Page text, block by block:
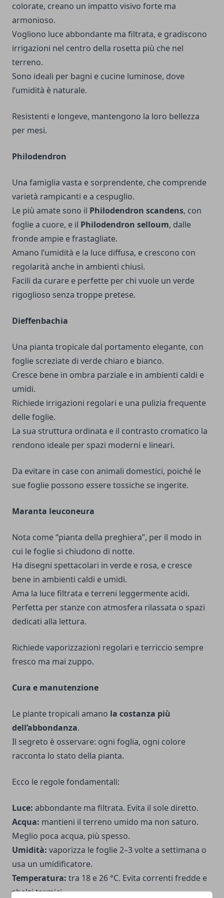
colorate, creano un impatto visivo forte ma
armonioso.
Vogliono luce abbondante ma filtrata, e gradiscono
irrigazioni nel centro della rosetta più che nel
terreno.
Sono ideali per bagni e cucine luminose, dove
l’umidità è naturale.
Resistenti e longeve, mantengono la loro bellezza
per mesi.
Philodendron
Una famiglia vasta e sorprendente, che comprende
varietà rampicanti e a cespuglio.
Le più amate sono il Philodendron scandens, con
foglie a cuore, e il Philodendron selloum, dalle
fronde ampie e frastagliate.
Amano l’umidità e la luce diffusa, e crescono con
regolarità anche in ambienti chiusi.
Facili da curare e perfette per chi vuole un verde
rigoglioso senza troppe pretese.
Dieffenbachia
Una pianta tropicale dal portamento elegante, con
foglie screziate di verde chiaro e bianco.
Cresce bene in ombra parziale e in ambienti caldi e
umidi.
Richiede irrigazioni regolari e una pulizia frequente
delle foglie.
La sua struttura ordinata e il contrasto cromatico la
rendono ideale per spazi moderni e lineari.
Da evitare in case con animali domestici, poiché le
sue foglie possono essere tossiche se ingerite.
Maranta leuconeura
Nota come “pianta della preghiera”, per il modo in
cui le foglie si chiudono di notte.
Ha disegni spettacolari in verde e rosa, e cresce
bene in ambienti caldi e umidi.
Ama la luce filtrata e terreni leggermente acidi.
Perfetta per stanze con atmosfera rilassata o spazi
dedicati alla lettura.
Richiede vaporizzazioni regolari e terriccio sempre
fresco ma mai zuppo.
Cura e manutenzione
Le piante tropicali amano la costanza più
dell’abbondanza.
Il segreto è osservare: ogni foglia, ogni colore
racconta lo stato della pianta.
Ecco le regole fondamentali:
Luce: abbondante ma filtrata. Evita il sole diretto.
Acqua: mantieni il terreno umido ma non saturo.
Meglio poca acqua, più spesso.
Umidità: vaporizza le foglie 2–3 volte a settimana o
usa un umidificatore.
Temperatura: tra 18 e 26 °C. Evita correnti fredde e
sbalzi termici.